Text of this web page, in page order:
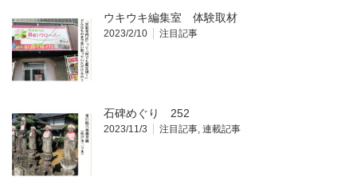
ウキウキ編集室 体験取材
2023/2/10 注目記事
石碑めぐり 252
2023/11/3 注目記事, 連載記事